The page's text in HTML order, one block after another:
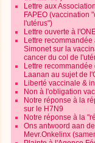
Lettre aux
FAPEO (vaccination
l'utérus")
Lettre ouverte à
Lettre
Simonet sur la
cancer du col de
Lettre
Laanan au sujet de
Liberté vaccinale &
Non à l'obligation
Notre réponse à la
sur le H7N9
Notre réponse à la
Ons antwoord aan
Mevr.Onkelinx